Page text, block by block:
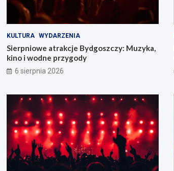
KULTURA WYDARZENIA
Sierpniowe atrakcje Bydgoszczy: Muzyka,
kino i wodne przygody
6 sierpnia 2026